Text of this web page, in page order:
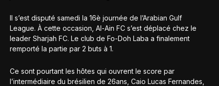
Il s’est disputé samedi la 16è journée de l’Arabian Gulf
League. À cette occasion, Al-Ain FC s’est déplacé chez le
leader Sharjah FC. Le club de Fo-Doh Laba a finalement
remporté la partie par 2 buts à 1.
Ce sont pourtant les hôtes qui ouvrent le score par
l’intermédiaire du brésilien de 26ans, Caio Lucas Fernandes,